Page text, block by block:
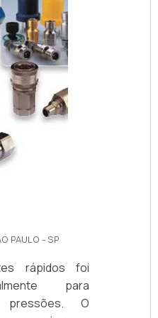
PAULO - SP
rápidos foi
para
O